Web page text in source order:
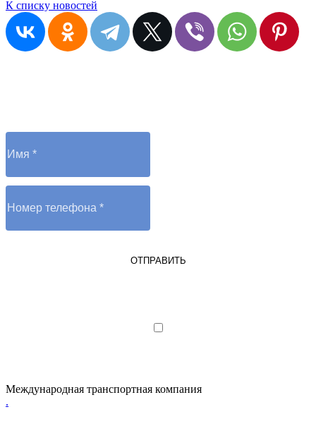
К списку новостей
ОТПРАВИТЬ
Международная транспортная компания
.